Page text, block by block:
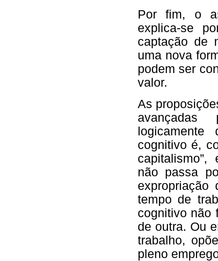
Por fim, o
explica-se
captação de
uma nova
podem ser
valor.
As
avançadas
cognitivo é,
não passa
tempo de
cognitivo não
de outra. Ou
trabalho,
pleno